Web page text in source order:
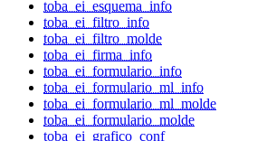
toba_ei_esquema_info
toba_ei_filtro_info
toba_ei_filtro_molde
toba_ei_firma_info
toba_ei_formulario_info
toba_ei_formulario_ml_info
toba_ei_formulario_ml_molde
toba_ei_formulario_molde
toba_ei_grafico_conf